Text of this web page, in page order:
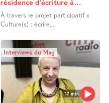
Lafrançaise
À travers le projet participatif «
Culture(s) : écrire,...
17 min
Interviews du Mag